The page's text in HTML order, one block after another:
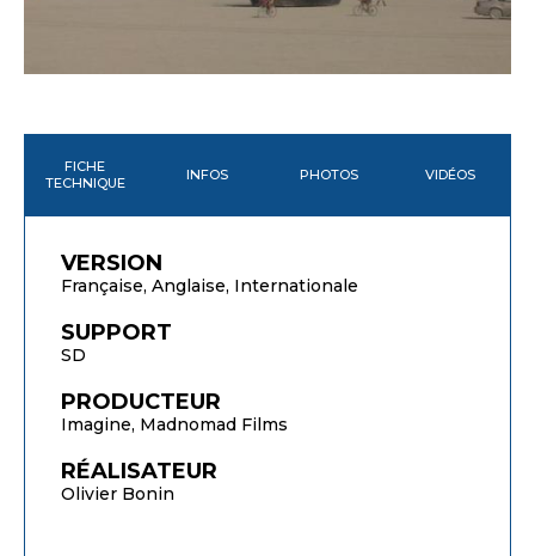
FICHE
TECHNIQUE
INFOS PHOTOS VIDÉOS
VERSION
Française, Anglaise, Internationale
SUPPORT
SD
PRODUCTEUR
Imagine, Madnomad Films
RÉALISATEUR
Olivier Bonin